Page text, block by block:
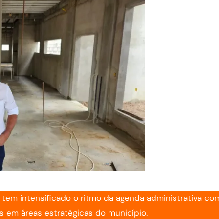
intensificado o ritmo da agenda administrativa
em áreas estratégicas do município.